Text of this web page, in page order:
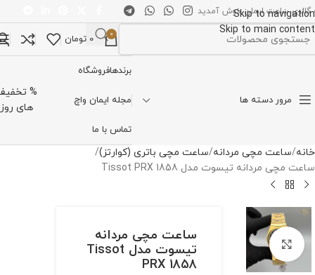
Skip to navigation
Skip to main content
گالری ساعت ایمان خوش آمدید
0
0 تومان
مرور دسته ها
برندهافروشگاه
مجله ایمان واچ
تماس با ما
%
های روز
خانه ساعت مچی مردانه ساعت مچی باتری (کوارتز)
ساعت مچی مردانه تیسوت مدل Tissot PRX 1858
برای بزرگنمایی کلیک کنیدساعت مچی مردانه
تیسوت مدل Tissot
PRX 1858